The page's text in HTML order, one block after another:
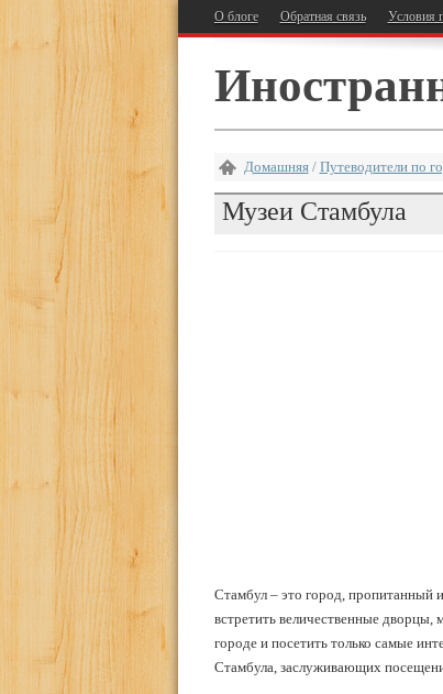
О блоге Обратная связь Условия
Домашняя/ Путеводители по
Музеи Стамбула
Стамбул – это город, пропитанный
встретить величественные дворцы,
городе и посетить только самые
Стамбула, заслуживающих